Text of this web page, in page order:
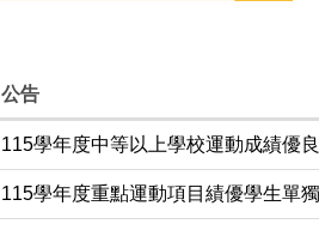
公告
115學年度中等以上學校運動成績優
115學年度重點運動項目績優學生單